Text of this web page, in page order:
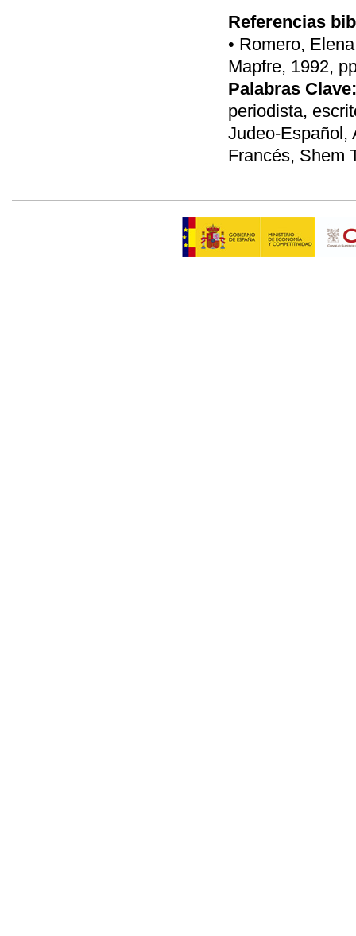
Referencias
• Romero,
Mapfre, 1992,
Palabras Clave:
periodista,
Judeo-Español,
Francés, Shem